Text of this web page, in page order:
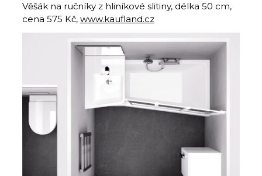
Věšák na ručníky z hliníkové slitiny, délka 50 cm,
cena 575 Kč, www.kaufland.cz